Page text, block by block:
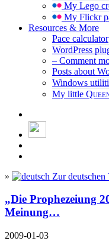
My Lego
My Flickr
Resources & More
Pace calculator
WordPress
– Comment
Posts about
Windows
My little
» Zur deutschen
„Die Prophezeiung
Meinung…
2009-01-03